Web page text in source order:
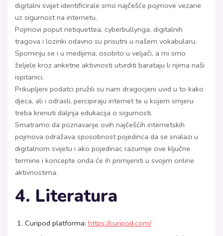
digitalni svijet identificirale smo najčešće pojmove vezane
uz sigurnost na internetu.
Pojmovi poput netiquettea, cyberbullynga, digitalnih
tragova i lozinki odavno su prisutni u našem vokabularu.
Spominju se i u medijima, osobito u veljači, a mi smo
željele kroz anketne aktivnosti utvrditi barataju li njima naši
ispitanici.
Prikupljeni podatci pružili su nam dragocjeni uvid u to kako
djeca, ali i odrasli, percipiraju internet te u kojem smjeru
treba krenuti daljnja edukacija o sigurnosti.
Smatramo da poznavanje ovih najčešćih internetskih
pojmova odražava sposobnost pojedinca da se snalazi u
digitalnom svijetu i ako pojedinac razumije ove ključne
termine i koncepte onda će ih primijeniti u svojim online
aktivnostima.
4. Literatura
Curipod platforma: https://curipod.com/